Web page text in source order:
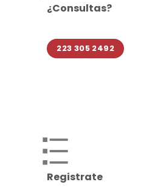
¿Consultas?
223 305 2492
Registrate